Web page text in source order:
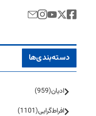
دسته‌بندی‌ها
ادیان(959)
افراط‌گرایی(1101)